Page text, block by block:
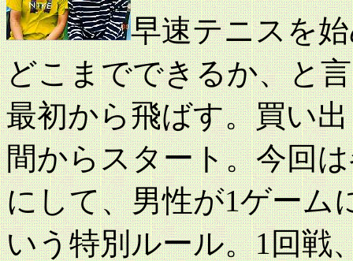
早速テニスを
どこまでできるか、と
最初から飛ばす。買い
間からスタート。今回
にして、男性が1ゲーム
いう特別ルール。1回戦